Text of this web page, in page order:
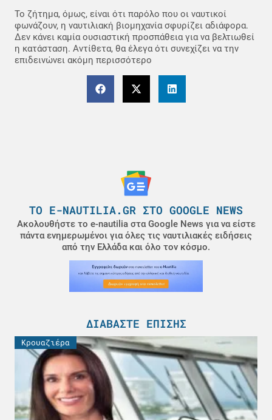
Το ζήτημα, όμως, είναι ότι παρόλο που οι ναυτικοί
φωνάζουν, η ναυτιλιακή βιομηχανία σφυρίζει αδιάφορα.
Δεν κάνει καμία ουσιαστική προσπάθεια για να βελτιωθεί
η κατάσταση. Αντίθετα, θα έλεγα ότι συνεχίζει να την
επιδεινώνει ακόμη περισσότερο
ΤΟ E-NAUTILIA.GR ΣΤΟ GOOGLE NEWS
Ακολουθήστε το e-nautilia στα Google News για να είστε
πάντα ενημερωμένοι για όλες τις ναυτιλιακές ειδήσεις
από την Ελλάδα και όλο τον κόσμο.
ΔΙΑΒΆΣΤΕ ΕΠΊΣΗΣ
Κρουαζιέρα